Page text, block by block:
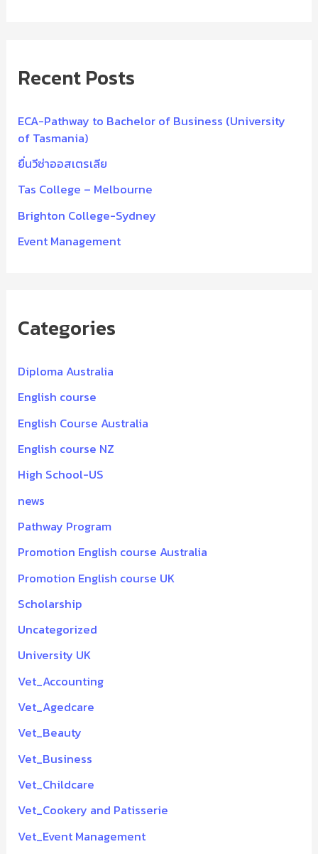
c
f
o
r
:
Recent Posts
ECA-Pathway to Bachelor of Business (University
of Tasmania)
ยื่นวีซ่าออสเตรเลีย
Tas College – Melbourne
Brighton College-Sydney
Event Management
Categories
Diploma Australia
English course
English Course Australia
English course NZ
High School-US
news
Pathway Program
Promotion English course Australia
Promotion English course UK
Scholarship
Uncategorized
University UK
Vet_Accounting
Vet_Agedcare
Vet_Beauty
Vet_Business
Vet_Childcare
Vet_Cookery and Patisserie
Vet_Event Management